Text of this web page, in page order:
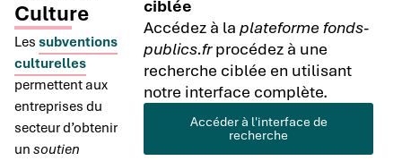
Culture
Les subventions
culturelles
permettent aux
entreprises du
secteur d’obtenir
un soutien
ciblée
Accédez à laplateforme fonds-
publics.frprocédez à une
recherche ciblée en utilisant
notre interface complète.
Accéder à l'interface de
recherche